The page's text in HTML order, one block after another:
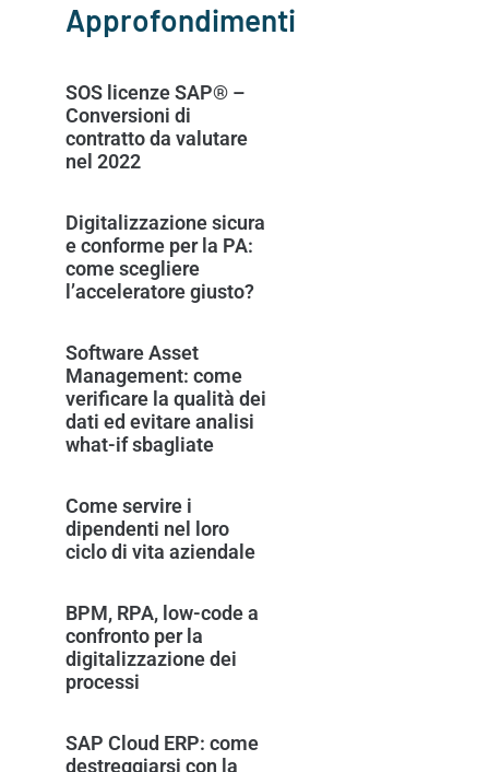
Approfondimenti
SOS licenze SAP® –
Conversioni di
contratto da valutare
nel 2022
Digitalizzazione sicura
e conforme per la PA:
come scegliere
l’acceleratore giusto?
Software Asset
Management: come
verificare la qualità dei
dati ed evitare analisi
what-if sbagliate
Come servire i
dipendenti nel loro
ciclo di vita aziendale
BPM, RPA, low-code a
confronto per la
digitalizzazione dei
processi
SAP Cloud ERP: come
destreggiarsi con la